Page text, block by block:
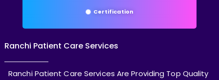
Certification
Ranchi Patient Care Services
Ranchi Patient Care Services Are Providing Top Quality